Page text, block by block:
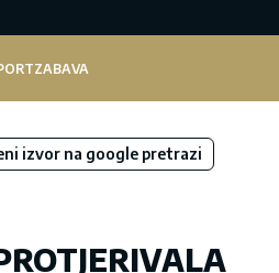
ZABAVA
izvor na google pretrazi